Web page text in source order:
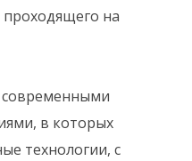
проходящего на
современными
в которых
технологии, с